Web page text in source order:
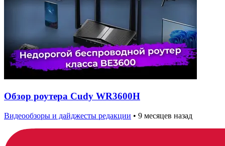
Обзор роутера Cudy WR3600H
Видеообзоры и дайджесты редакции • 9 месяцев назад